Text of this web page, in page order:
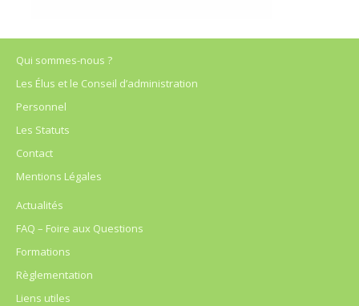
Qui sommes-nous ?
Les Élus et le Conseil d’administration
Personnel
Les Statuts
Contact
Mentions Légales
Actualités
FAQ – Foire aux Questions
Formations
Règlementation
Liens utiles